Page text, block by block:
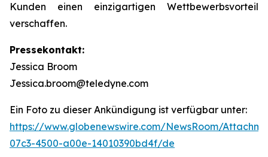
Kunden einen einzigartigen Wettbewerbsvorteil
verschaffen.
Pressekontakt:
Jessica Broom
Jessica.broom@teledyne.com
Ein Foto zu dieser Ankündigung ist verfügbar unter:
https://www.globenewswire.com/NewsRoom/
07c3-4500-a00e-14010390bd4f/de